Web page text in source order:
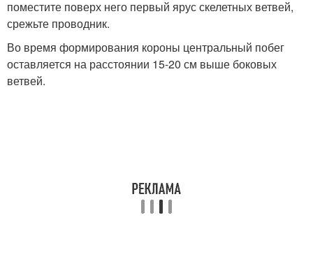
поместите поверх него первый ярус скелетных ветвей,
срежьте проводник.
Во время формирования короны центральный побег
оставляется на расстоянии 15-20 см выше боковых
ветвей.